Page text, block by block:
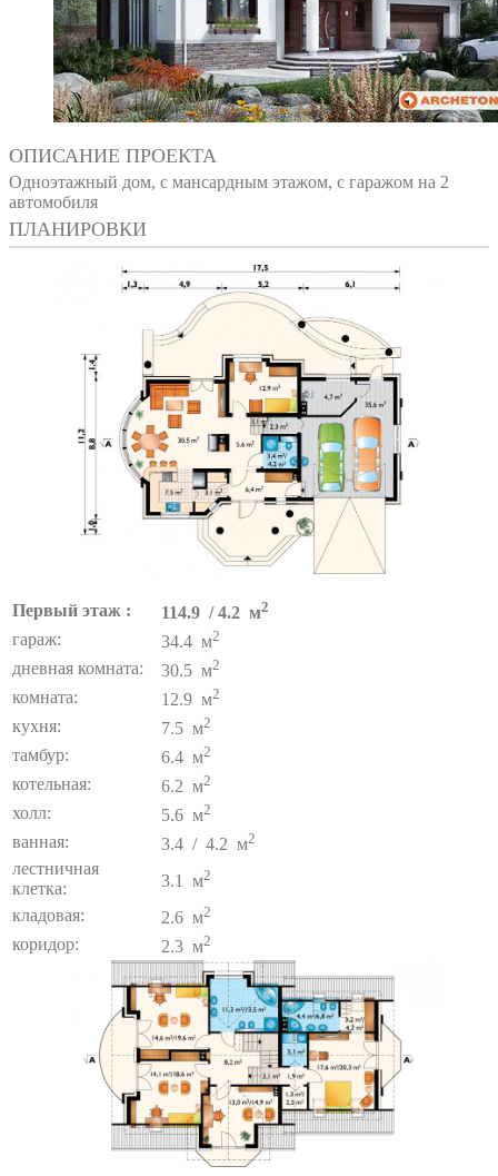
ОПИСАНИЕ ПРОЕКТА
Одноэтажный дом, с мансардным этажом, с гаражом на 2
автомобиля
ПЛАНИРОВКИ
Первый этаж : 114.9 / 4.2 м2
гараж: 34.4 м2
дневная комната: 30.5 м2
комната: 12.9 м2
кухня: 7.5 м2
тамбур: 6.4 м2
котельная: 6.2 м2
холл: 5.6 м2
ванная: 3.4 / 4.2 м2
лестничная
клетка:
3.1 м2
кладовая: 2.6 м2
коридор: 2.3 м2